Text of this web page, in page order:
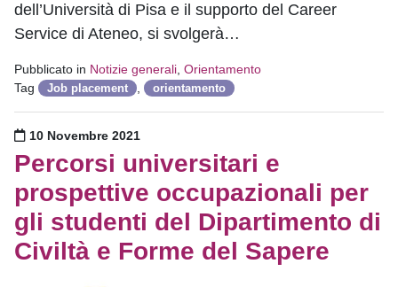
dell’Università di Pisa e il supporto del Career
Service di Ateneo, si svolgerà…
Pubblicato in Notizie generali, Orientamento
Tag
Job placement , orientamento
Pubblicato il
10 Novembre 2021
Percorsi universitari e
prospettive occupazionali per
gli studenti del Dipartimento di
Civiltà e Forme del Sapere